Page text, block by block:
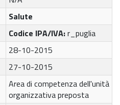
Salute
Codice IPA/IVA:r_puglia
28-10-2015
27-10-2015
Area di competenza dell'unità
organizzativa preposta